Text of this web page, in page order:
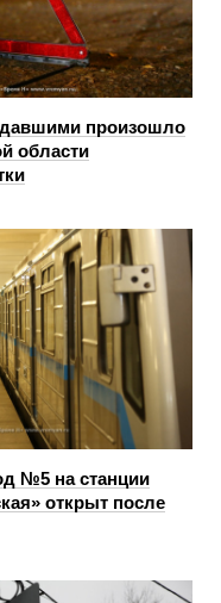
произошло
области
№5 на станции
открыт после